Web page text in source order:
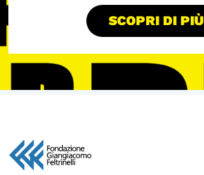
SCOPRI DI PIÙ